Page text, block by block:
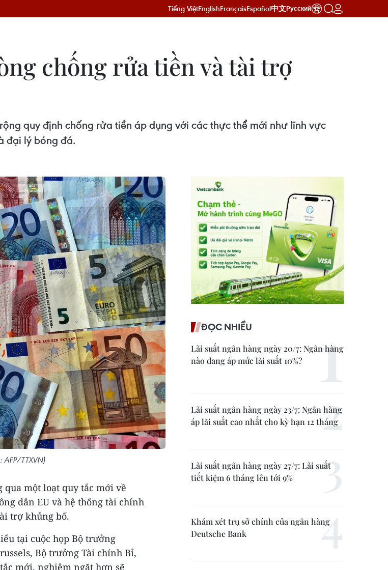
Tiếng ViệtEnglishFrançaisEspañol中文Русский
chống rửa tiền và tài trợ
quy định chống rửa tiền áp dụng với các thực thể mới như lĩnh vực
đại lý bóng đá.
TTXVN)
qua một loạt quy tắc mới về
dân EU và hệ thống tài chính
trợ khủng bố.
tại cuộc họp Bộ trưởng
Bộ trưởng Tài chính Bỉ,
mới, nghiêm ngặt hơn sẽ
ĐỌC NHIỀU
Lãi suất ngân hàng ngày 20/7: Ngân hàng
nào đang áp mức lãi suất 10%?
Lãi suất ngân hàng ngày 23/7: Ngân hàng
áp lãi suất cao nhất cho kỳ hạn 12 tháng
Lãi suất ngân hàng ngày 27/7: Lãi suất
tiết kiệm 6 tháng lên tới 9%
Khám xét trụ sở chính của ngân hàng
Deutsche Bank